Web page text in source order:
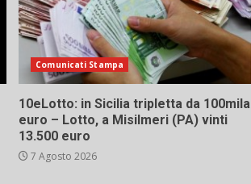
Comunicati Stampa
10eLotto: in Sicilia tripletta da 100mila
euro – Lotto, a Misilmeri (PA) vinti
13.500 euro
7 Agosto 2026